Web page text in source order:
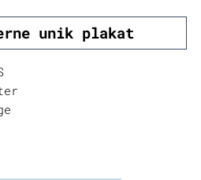
unik plakat